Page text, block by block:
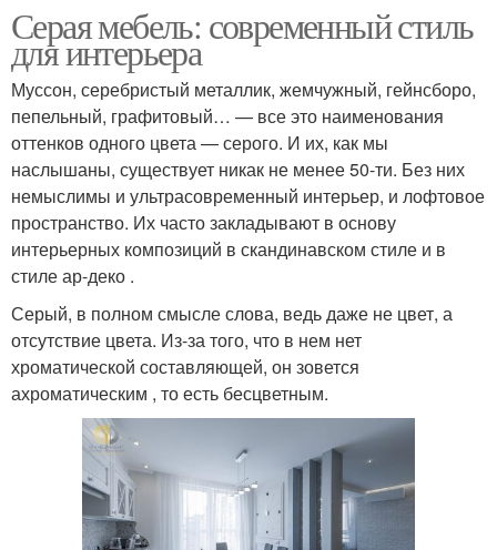
Серая мебель: современный стиль
для интерьера
Муссон, серебристый металлик, жемчужный, гейнсборо,
пепельный, графитовый… — все это наименования
оттенков одного цвета — серого. И их, как мы
наслышаны, существует никак не менее 50-ти. Без них
немыслимы и ультрасовременный интерьер, и лофтовое
пространство. Их часто закладывают в основу
интерьерных композиций в скандинавском стиле и в
стиле ар-деко .
Серый, в полном смысле слова, ведь даже не цвет, а
отсутствие цвета. Из-за того, что в нем нет
хроматической составляющей, он зовется
ахроматическим , то есть бесцветным.